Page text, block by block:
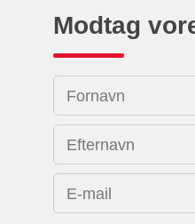
Modtag
Fornavn
Efternavn
E-mail